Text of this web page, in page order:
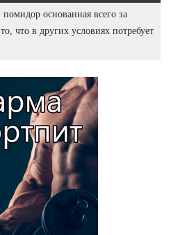
основанная всего за
что в других условиях потребует